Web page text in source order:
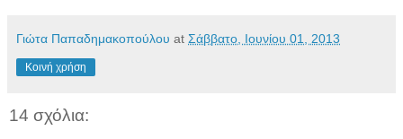
Γιώτα Παπαδημακοπούλου at Σάββατο, Ιουνίου 01, 2013
Κοινή χρήση
14 σχόλια: